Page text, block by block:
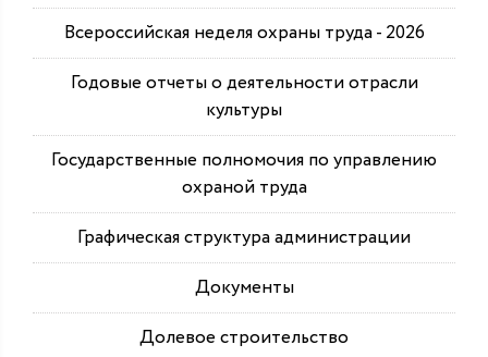
Всероссийская неделя охраны труда - 2026
Годовые отчеты о деятельности отрасли
культуры
Государственные полномочия по управлению
охраной труда
Графическая структура администрации
Документы
Долевое строительство